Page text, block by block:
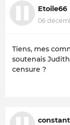
Etoile66
06
Tiens, mes
soutenais
censure ?